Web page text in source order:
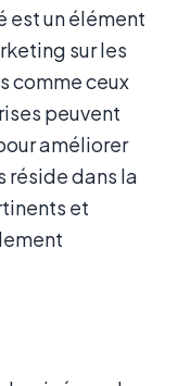
est un élément
sur les
comme ceux
peuvent
améliorer
réside dans la
et